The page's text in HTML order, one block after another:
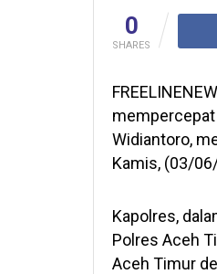
0
SHARES
mempercepat
Widiantoro,
Kamis, (03/
Kapolres,
Polres Aceh
Aceh Timur